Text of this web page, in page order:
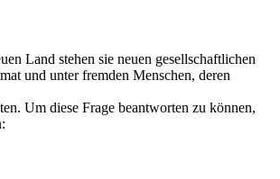
Land stehen sie neuen gesellschaftlichen
und unter fremden Menschen, deren
Um diese Frage beantworten zu können,